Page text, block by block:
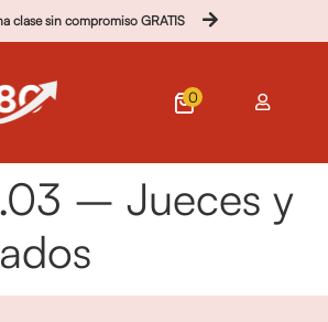
clase sin compromiso GRATIS
0
– Jueces y